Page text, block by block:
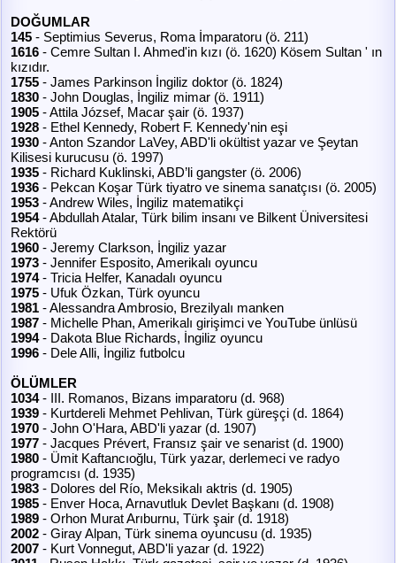
DOĞUMLAR
145 - Septimius Severus, Roma İmparatoru (ö. 211)
1616 - Cemre Sultan I. Ahmed'in kızı (ö. 1620) Kösem Sultan ' ın
kızıdır.
1755 - James Parkinson İngiliz doktor (ö. 1824)
1830 - John Douglas, İngiliz mimar (ö. 1911)
1905 - Attila József, Macar şair (ö. 1937)
1928 - Ethel Kennedy, Robert F. Kennedy'nin eşi
1930 - Anton Szandor LaVey, ABD'li okültist yazar ve Şeytan
Kilisesi kurucusu (ö. 1997)
1935 - Richard Kuklinski, ABD’li gangster (ö. 2006)
1936 - Pekcan Koşar Türk tiyatro ve sinema sanatçısı (ö. 2005)
1953 - Andrew Wiles, İngiliz matematikçi
1954- Abdullah Atalar, Türk bilim insanı ve Bilkent Üniversitesi
Rektörü
1960 - Jeremy Clarkson, İngiliz yazar
1973 - Jennifer Esposito, Amerikalı oyuncu
1974- Tricia Helfer, Kanadalı oyuncu
1975 - Ufuk Özkan, Türk oyuncu
1981 - Alessandra Ambrosio, Brezilyalı manken
1987 - Michelle Phan, Amerikalı girişimci ve YouTube ünlüsü
1994- Dakota Blue Richards, İngiliz oyuncu
1996 - Dele Alli, İngiliz futbolcu
ÖLÜMLER
1034- III. Romanos, Bizans imparatoru (d. 968)
1939 - Kurtdereli Mehmet Pehlivan, Türk güreşçi (d. 1864)
1970 - John O'Hara, ABD'li yazar (d. 1907)
1977 - Jacques Prévert, Fransız şair ve senarist (d. 1900)
1980 - Ümit Kaftancıoğlu, Türk yazar, derlemeci ve radyo
programcısı (d. 1935)
1983 - Dolores del Río, Meksikalı aktris (d. 1905)
1985 - Enver Hoca, Arnavutluk Devlet Başkanı (d. 1908)
1989 - Orhon Murat Arıburnu, Türk şair (d. 1918)
2002 - Giray Alpan, Türk sinema oyuncusu (d. 1935)
2007 - Kurt Vonnegut, ABD'li yazar (d. 1922)